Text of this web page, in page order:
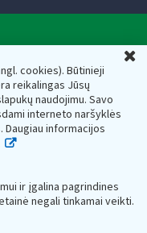
cookies). Būtinieji
reikalingas Jūsų
naudojimu. Savo
interneto naršyklės
informacijos
ir įgalina pagrindines
negali tinkamai veikti.
188659752,
Lietuva, el.paštas:
prie Lietuvos
saugomi Juridinių